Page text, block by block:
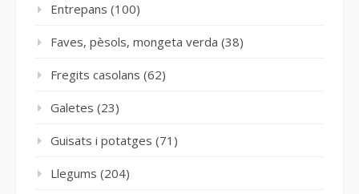
Entrepans (100)
Faves, pèsols, mongeta verda (38)
Fregits casolans (62)
Galetes (23)
Guisats i potatges (71)
Llegums (204)